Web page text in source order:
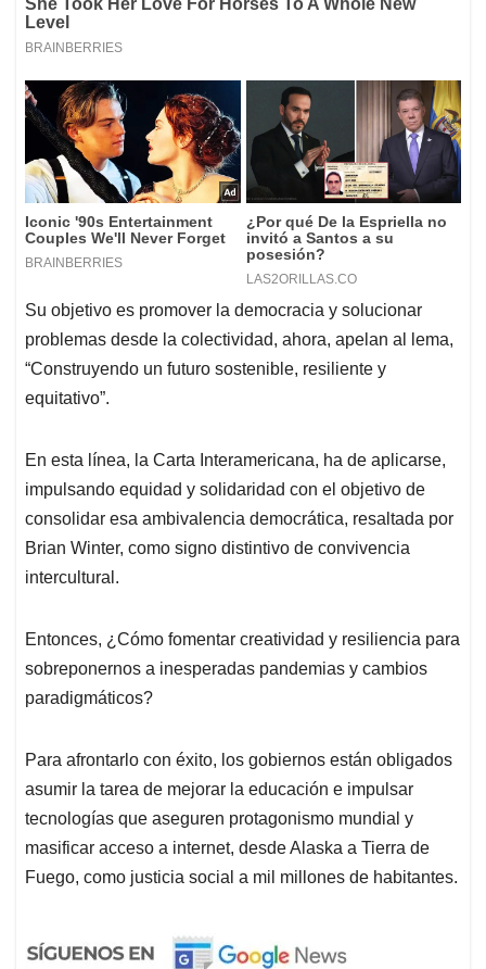
Su objetivo es promover la democracia y solucionar
problemas desde la colectividad, ahora, apelan al lema,
“Construyendo un futuro sostenible, resiliente y
equitativo”.
En esta línea, la Carta Interamericana, ha de aplicarse,
impulsando equidad y solidaridad con el objetivo de
consolidar esa ambivalencia democrática, resaltada por
Brian Winter, como signo distintivo de convivencia
intercultural.
Entonces, ¿Cómo fomentar creatividad y resiliencia para
sobreponernos a inesperadas pandemias y cambios
paradigmáticos?
Para afrontarlo con éxito, los gobiernos están obligados
asumir la tarea de mejorar la educación e impulsar
tecnologías que aseguren protagonismo mundial y
masificar acceso a internet, desde Alaska a Tierra de
Fuego, como justicia social a mil millones de habitantes.